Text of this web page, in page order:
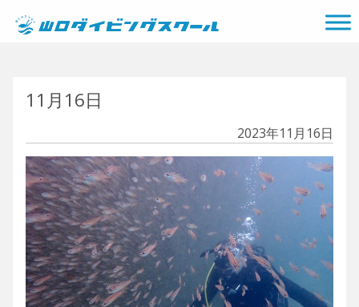
メインナビゲーション
11月16日
2023年11月16日